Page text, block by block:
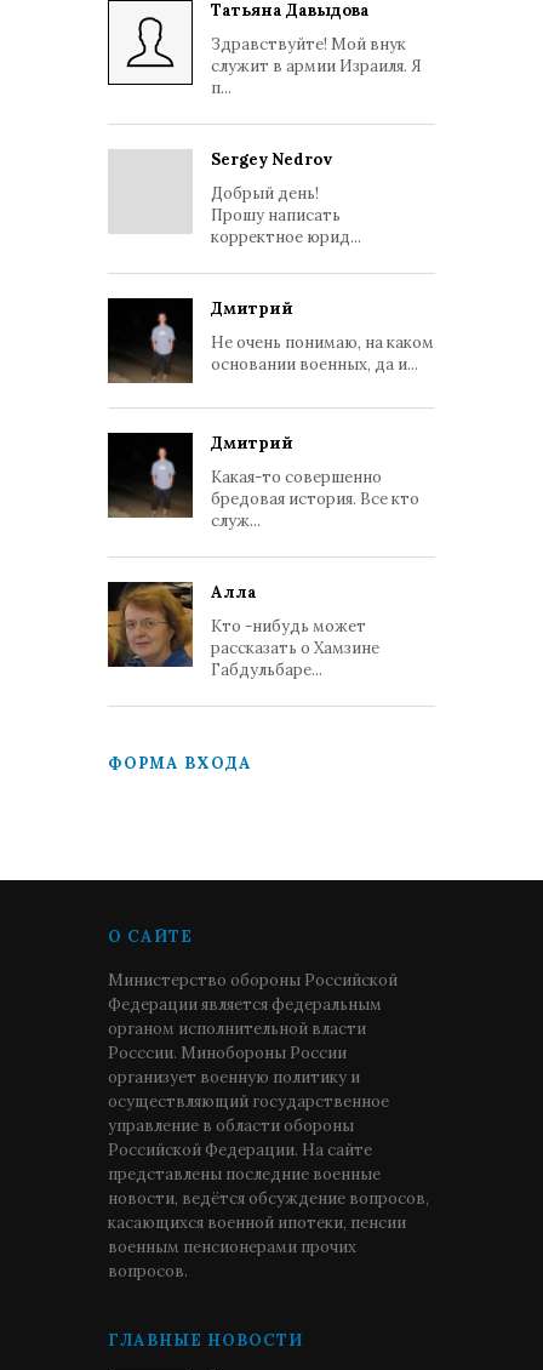
Татьяна Давыдова
Здравствуйте! Мой внук
служит в армии Израиля. Я
п...
Sergey Nedrov
Добрый день!
Прошу написать
корректное юрид...
Дмитрий
Не очень понимаю, на каком
основании военных, да и...
Дмитрий
Какая-то совершенно
бредовая история. Все кто
служ...
Алла
Кто -нибудь может
рассказать о Хамзине
Габдульбаре...
ФОРМА ВХОДА
О САЙТЕ
Министерство обороны Российской
Федерации является федеральным
органом исполнительной власти
Росссии. Минобороны России
организует военную политику и
осуществляющий государственное
управление в области обороны
Российской Федерации. На сайте
представлены последние военные
новости, ведётся обсуждение вопросов,
касающихся военной ипотеки, пенсии
военным пенсионерами прочих
вопросов.
ГЛАВНЫЕ НОВОСТИ